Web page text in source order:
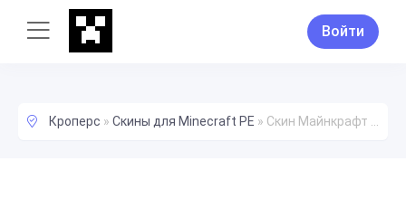
Войти
Кроперс » Скины для Minecraft PE » Скин Майнкрафт poogersik